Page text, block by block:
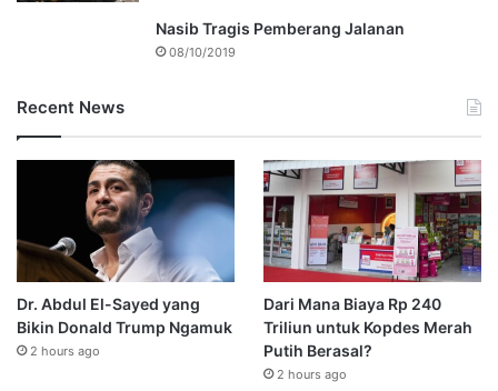
Nasib Tragis Pemberang Jalanan
08/10/2019
Recent News
Dr. Abdul El-Sayed yang
Bikin Donald Trump Ngamuk
2 hours ago
Dari Mana Biaya Rp 240
Triliun untuk Kopdes Merah
Putih Berasal?
2 hours ago